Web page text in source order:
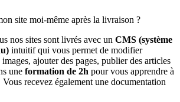
site moi-même après la livraison ?
nos sites sont livrés avec un CMS (système
intuitif qui vous permet de modifier
ajouter des pages, publier des articles
une formation de 2h pour vous apprendre à
recevez également une documentation